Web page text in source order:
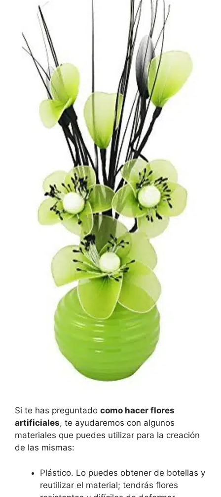
Si te has preguntado como hacer flores
artificiales, te ayudaremos con algunos
materiales que puedes utilizar para la creación
de las mismas:
Plástico. Lo puedes obtener de botellas y
reutilizar el material; tendrás flores